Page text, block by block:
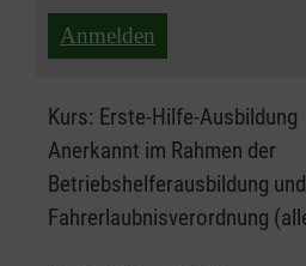
Anmelden
Kurs: Erste-Hilfe-Ausbildung
Anerkannt im Rahmen der
Betriebshelferausbildung und
Fahrerlaubnisverordnung